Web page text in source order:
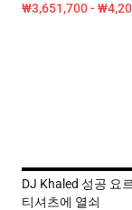
₩3,651,700 -
DJ Khaled 성공 요
티셔츠에 열쇠